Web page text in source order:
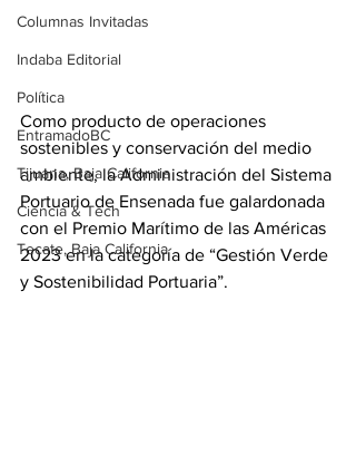
Columnas Invitadas
Indaba Editorial
Política
EntramadoBC
Tijuana, Baja California
Ciencia & Tech
Tecate, Baja California
Como producto de operaciones
sostenibles y conservación del medio
ambiente, la Administración del Sistema
Portuario de Ensenada fue galardonada
con el Premio Marítimo de las Américas
2023 en la categoría de “Gestión Verde
y Sostenibilidad Portuaria”.